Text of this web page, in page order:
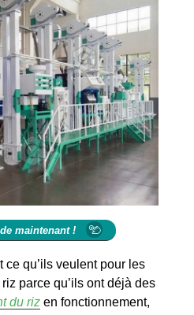
maintenant !
qu’ils veulent pour les
parce qu’ils ont déjà des
du rizen fonctionnement,